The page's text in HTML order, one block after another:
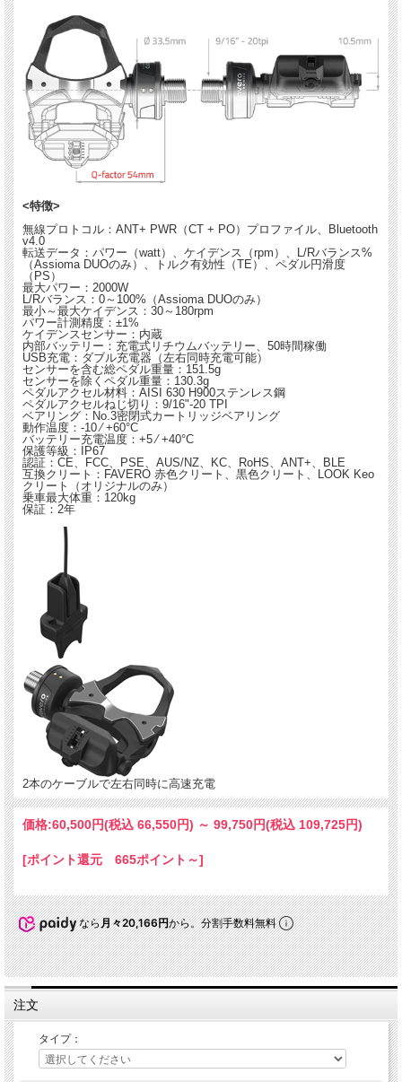
<特徴>
無線プロトコル：ANT+ PWR（CT + PO）プロファイル、Bluetooth
v4.0
転送データ：パワー（watt）、ケイデンス（rpm）、L/Rバランス%
（Assioma DUOのみ）、トルク有効性（TE）、ペダル円滑度
（PS）
最大パワー：2000W
L/Rバランス：0～100%（Assioma DUOのみ）
最小～最大ケイデンス：30～180rpm
パワー計測精度：±1%
ケイデンスセンサー：内蔵
内部バッテリー：充電式リチウムバッテリー、50時間稼働
USB充電：ダブル充電器（左右同時充電可能）
センサーを含む総ペダル重量：151.5g
センサーを除くペダル重量：130.3g
ペダルアクセル材料：AISI 630 H900ステンレス鋼
ペダルアクセルねじ切り：9/16"-20 TPI
ベアリング：No.3密閉式カートリッジベアリング
動作温度：-10 ⁄ +60°C
バッテリー充電温度：+5 ⁄ +40°C
保護等級：IP67
認証：CE、FCC、PSE、AUS/NZ、KC、RoHS、ANT+、BLE
互換クリート：FAVERO 赤色クリート、黒色クリート、LOOK Keo
クリート（オリジナルのみ）
乗車最大体重：120kg
保証：2年
2本のケーブルで左右同時に高速充電
価格:60,500円(税込 66,550円) ～ 99,750円(税込 109,725円)
[ポイント還元 665ポイント～]
なら月々20,166円から。分割手数料無料
注文
タイプ：